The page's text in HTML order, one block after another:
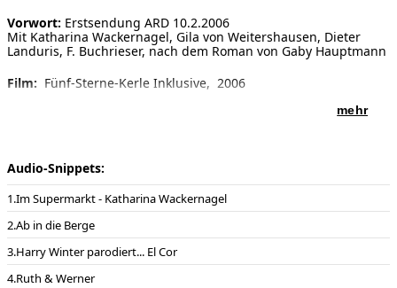
Audio-Snippets:
Im Supermarkt - Katharina Wackernagel
Ab in die Berge
Harry Winter parodiert... El Cor
Ruth & Werner
Vorwort: Erstsendung ARD 10.2.2006
Mit Katharina Wackernagel, Gila von Weitershausen, Dieter
Landuris, F. Buchrieser, nach dem Roman von Gaby Hauptmann
Film: Fünf-Sterne-Kerle Inklusive, 2006
Film Verleih: ARD (Degeto)
Film Interpreten:Harry Winter (vocal), Martin Scales (Gitarren),
Axel Kühn (Saxophon), Claus Reichstaller (Trompete),
Philharmonisches Filmorchester München, Ltg: Enjott Schneider
aufgenommen: 2.-4. Juni 2005 Mischung Enjott Schneider
Sourcemusiken komponiert mit Marco Hertenstein
mehr